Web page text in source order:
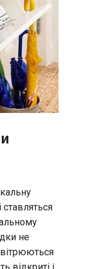
не
відкриті і